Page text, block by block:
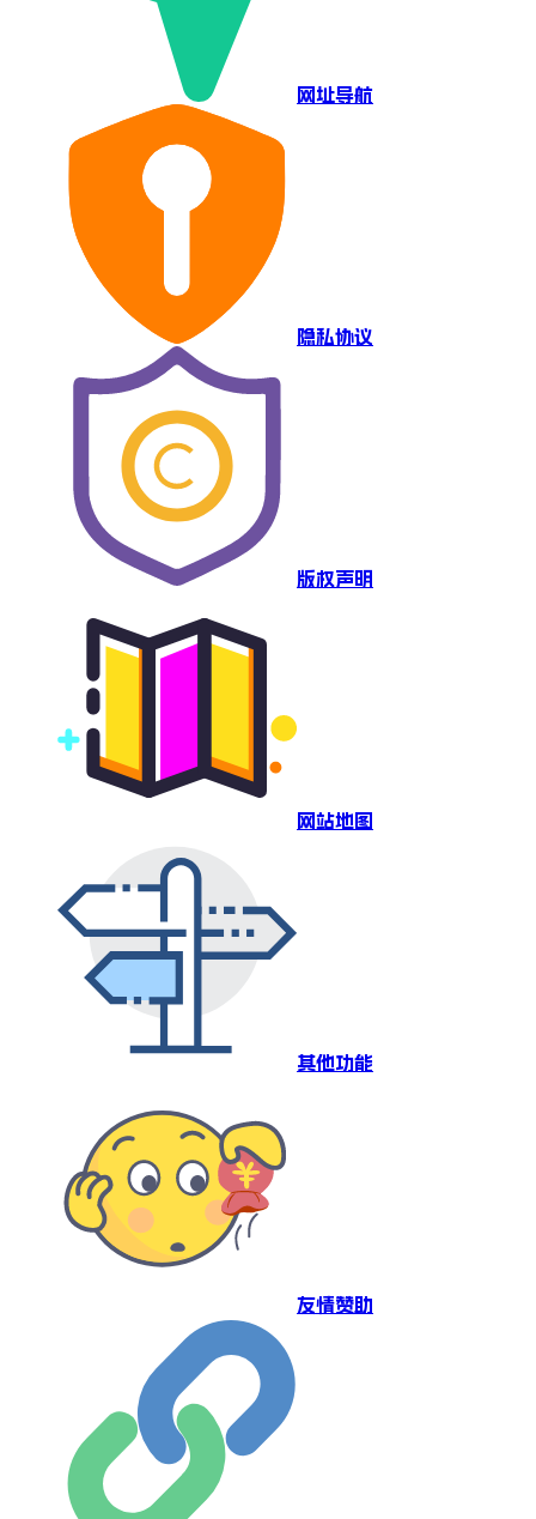
网址导航
隐私协议
版权声明
网站地图
其他功能
友情赞助